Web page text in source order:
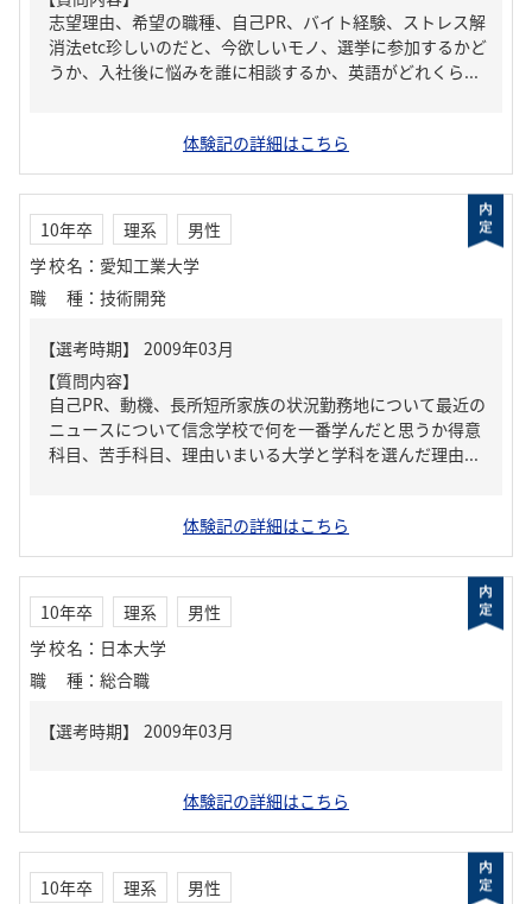
志望理由、希望の職種、自己PR、バイト経験、ストレス解
消法etc珍しいのだと、今欲しいモノ、選挙に参加するかど
うか、入社後に悩みを誰に相談するか、英語がどれくら...
体験記の詳細はこちら
10年卒 理系
男性
学校名 ： 愛知工業大学
職種 ： 技術開発
【質問内容】
自己PR、動機、長所短所家族の状況勤務地について最近の
ニュースについて信念学校で何を一番学んだと思うか得意
科目、苦手科目、理由いまいる大学と学科を選んだ理由...
体験記の詳細はこちら
10年卒 理系
男性
学校名 ： 日本大学
職種 ： 総合職
体験記の詳細はこちら
10年卒 理系
男性